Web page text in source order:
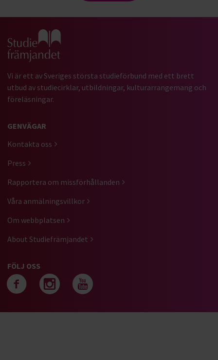
Gå till studiefrämjandets startsida
Vi är ett av Sveriges största studieförbund med ett brett
utbud av studiecirklar, utbildningar, kulturarrangemang och
föreläsningar.
GENVÄGAR
Kontakta oss
Press
Rapportera om missförhållanden
Våra anmälningsvillkor
Om webbplatsen
About Studiefrämjandet
FÖLJ OSS
Följ oss på facebook
Följ oss på
Följ oss på